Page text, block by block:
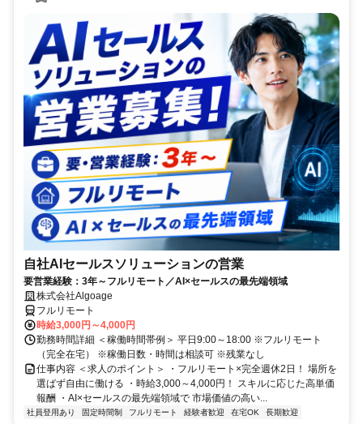
自社AIセールスソリューションの営業
要営業経験：3年～フルリモート／AI×セールスの最先端領域
株式会社Algoage
フルリモート
時給3,000円～4,000円
勤務時間詳細 ＜稼働時間帯例＞ 平日9:00～18:00 ※フルリモート
（完全在宅） ※稼働日数・時間は相談可 ※残業なし
仕事内容 ＜求人のポイント＞ ・フルリモート×完全週休2日！ 場所を
選ばず自由に働ける ・時給3,000～4,000円！ スキルに応じた高単価
報酬 ・AI×セールスの最先端領域で 市場価値の高い...
社員登用あり 固定時間制 フルリモート 経験者歓迎 在宅OK 長期歓迎